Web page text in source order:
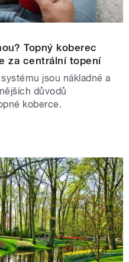
Topný koberec
za centrální topení
jsou nákladné a
důvodů
koberce.